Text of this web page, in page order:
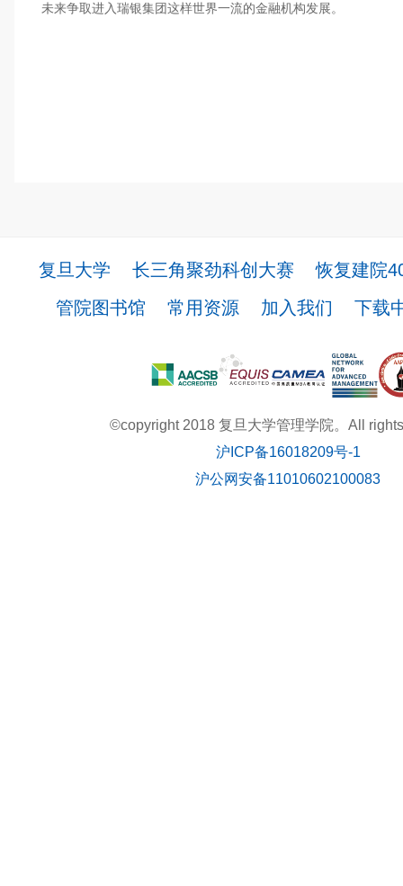
未来争取进入瑞银集团这样世界一流的金融机构发展。
复旦大学 长三角聚劲科创大赛
恢复建院
管院图书馆
常用资源 加入我们 下载
©copyright 2018 复旦大学管理学院。All
沪ICP备16018209号-1
沪公网安备11010602100083